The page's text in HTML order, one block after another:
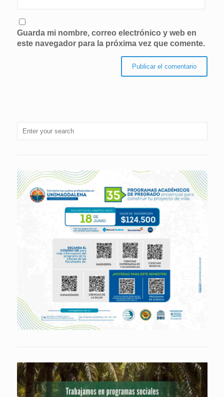
Guarda mi nombre, correo electrónico y web en
este navegador para la próxima vez que comente.